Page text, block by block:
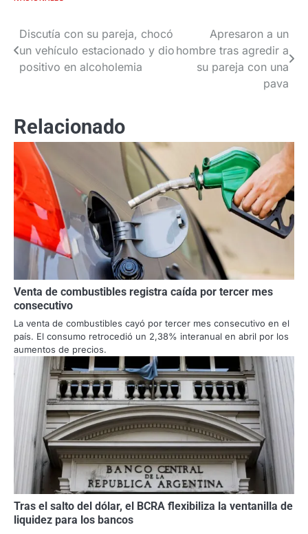
Navegación
de
Discutía con su pareja, chocó
un vehículo estacionado y dio
positivo en alcoholemia
Apresaron a un
hombre tras agredir a
su pareja con una
pava
Relacionado
Venta de combustibles registra caída por tercer mes
consecutivo
La venta de combustibles cayó por tercer mes consecutivo en el
país. El consumo retrocedió un 2,38% interanual en abril por los
aumentos de precios.
Tras el salto del dólar, el BCRA flexibiliza la ventanilla de
liquidez para los bancos